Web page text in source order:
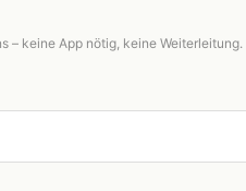
– keine App nötig, keine Weiterleitung.